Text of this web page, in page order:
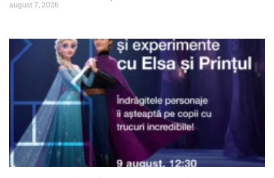
august 7, 2026